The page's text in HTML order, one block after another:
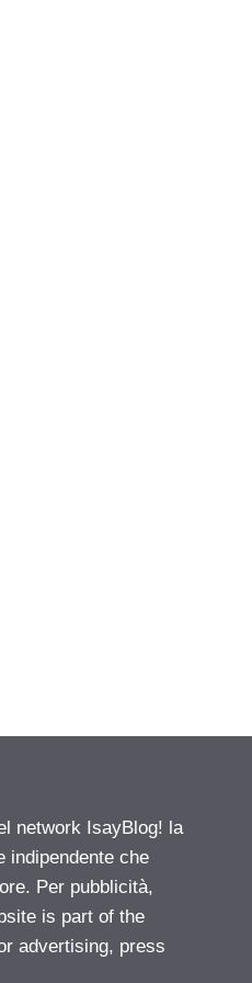
network IsayBlog! la
indipendente che
Per pubblicità,
is part of the
advertising, press